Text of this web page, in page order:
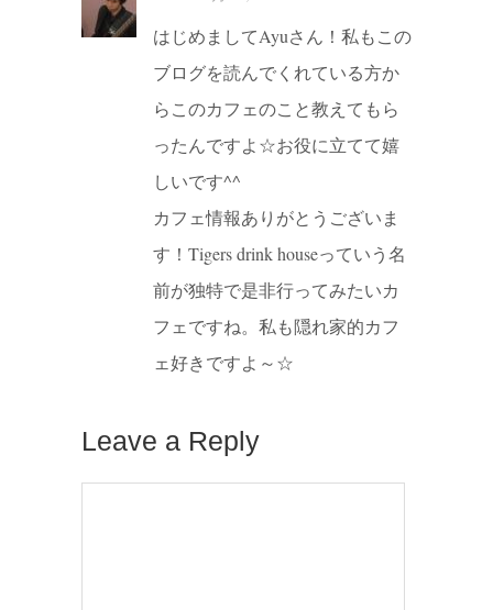
はじめましてAyuさん！私もこの
ブログを読んでくれている方か
らこのカフェのこと教えてもら
ったんですよ☆お役に立てて嬉
しいです^^
カフェ情報ありがとうございま
す！Tigers drink houseっていう名
前が独特で是非行ってみたいカ
フェですね。私も隠れ家的カフ
ェ好きですよ～☆
Leave a Reply